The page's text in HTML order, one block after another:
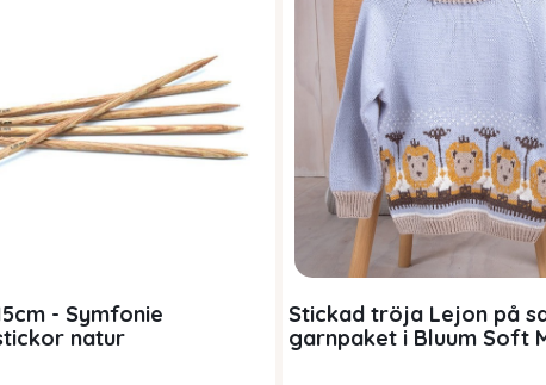
- Symfonie
natur
Stickad tröja Lejon på
garnpaket i Bluum Soft